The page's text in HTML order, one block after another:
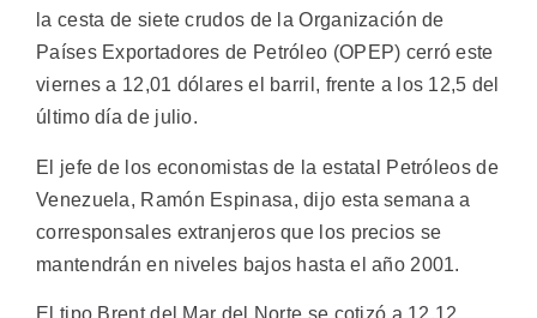
la cesta de siete crudos de la Organización de
Países Exportadores de Petróleo (OPEP) cerró este
viernes a 12,01 dólares el barril, frente a los 12,5 del
último día de julio.
El jefe de los economistas de la estatal Petróleos de
Venezuela, Ramón Espinasa, dijo esta semana a
corresponsales extranjeros que los precios se
mantendrán en niveles bajos hasta el año 2001.